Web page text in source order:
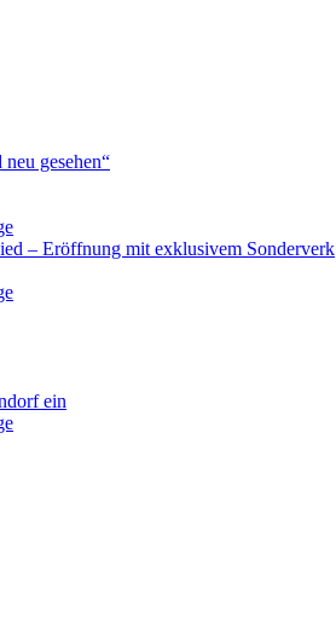
gesehen“
– Eröffnung mit exklusivem Sonderverk
ein